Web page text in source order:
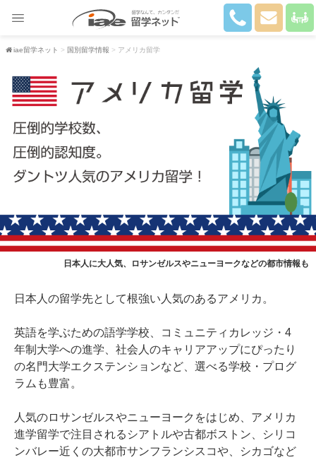
iae留学ネット 国別留学情報 アメリカ留学
日本人に大人気、ロサンゼルスやニューヨークなどの都市情報も
日本人の留学先として根強い人気のあるアメリカ。
英語を学ぶための語学学校、コミュニティカレッジ・4
年制大学への進学、社会人のキャリアアップにぴったり
の名門大学エクステンションなど、選べる学校・プログ
ラムも豊富。
人気のロサンゼルスやニューヨークをはじめ、アメリカ
進学留学で注目されるシアトルや古都ボストン、シリコ
ンバレー近くの大都市サンフランシスコや、シカゴなど